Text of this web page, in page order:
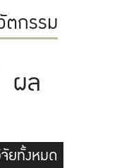
ตกรรม
ผล
ยทั้งหมด